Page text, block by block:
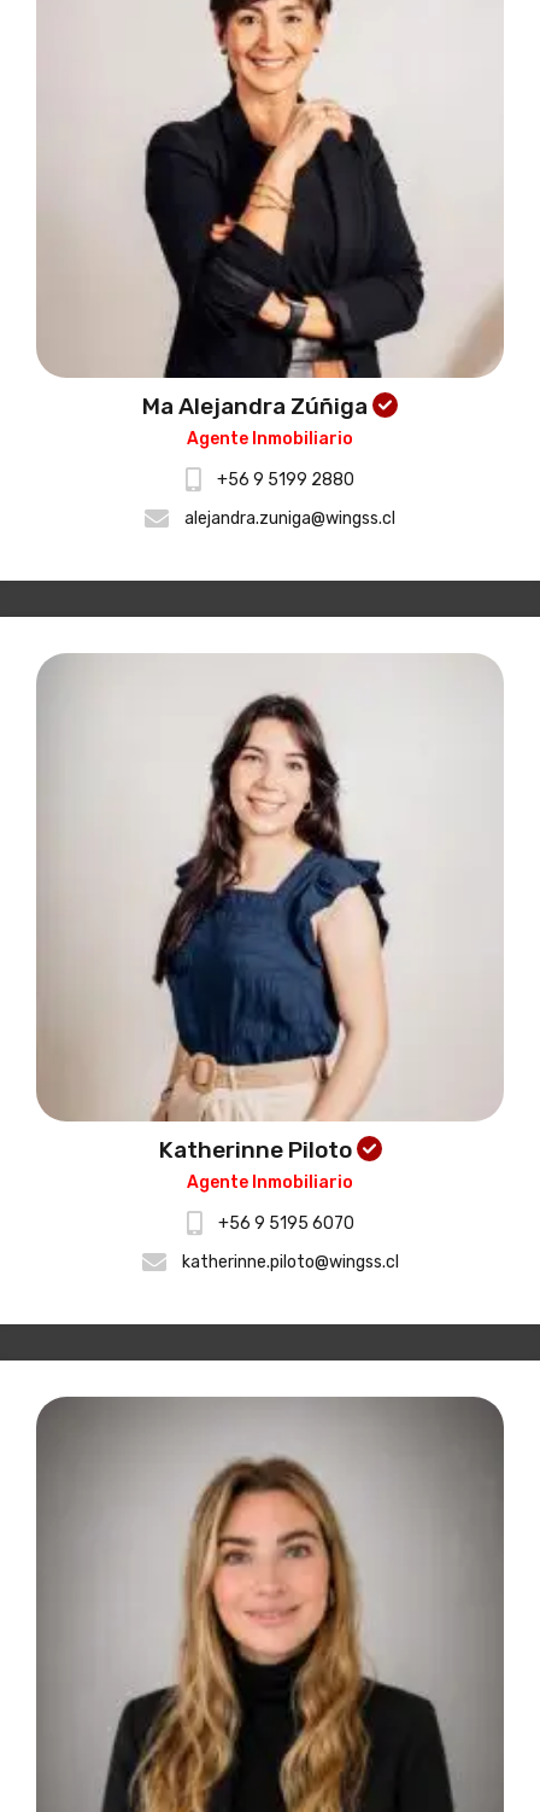
Ma Alejandra Zúñiga
Agente Inmobiliario
+56 9 5199 2880
alejandra.zuniga@wingss.cl
Katherinne Piloto
Agente Inmobiliario
+56 9 5195 6070
katherinne.piloto@wingss.cl